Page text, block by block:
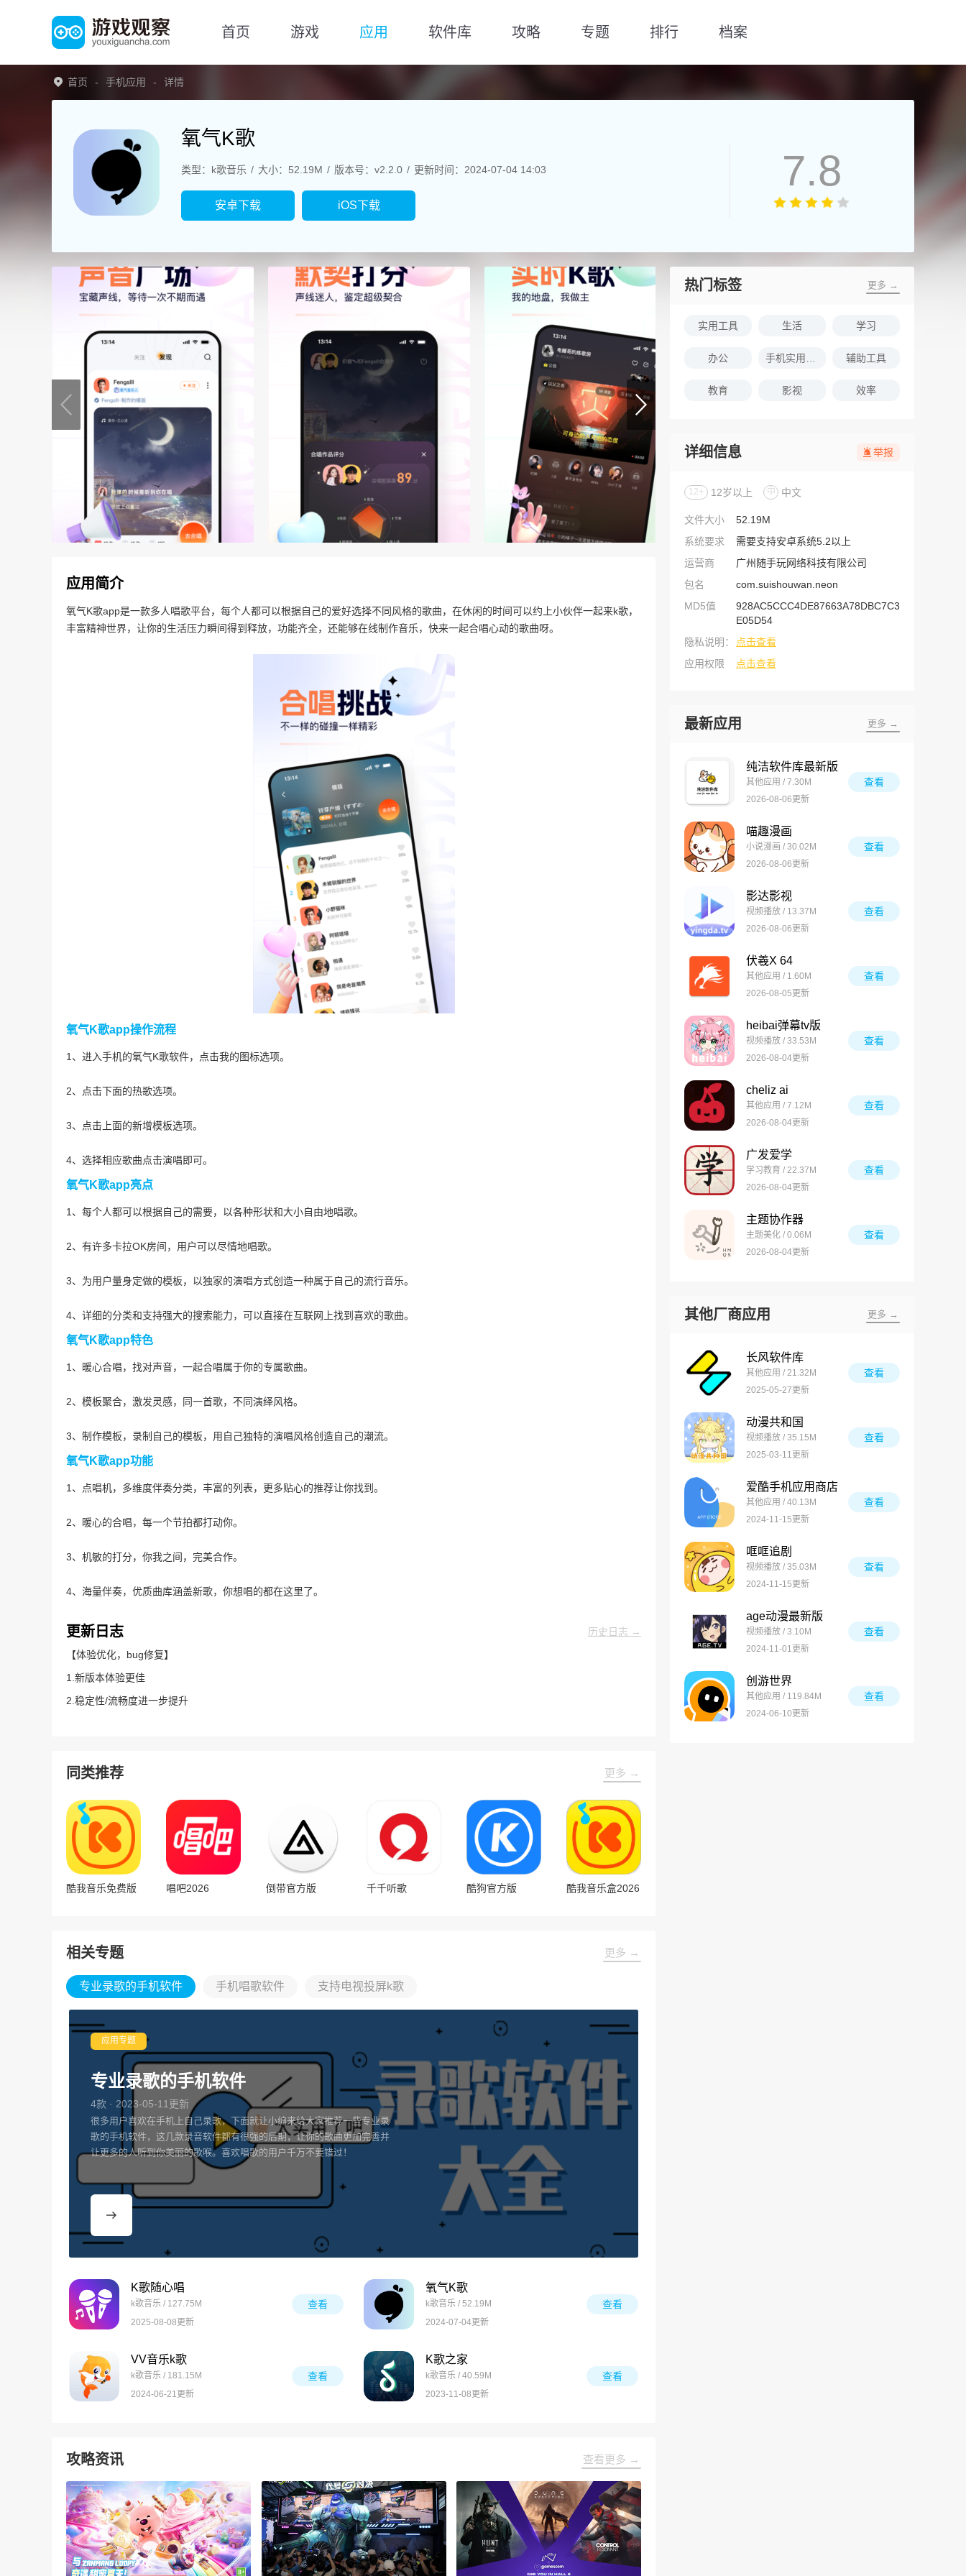
首页 游戏 应用 软件库 攻略 专题 排行 档案
首页 手机应用 详情
氧气K歌
类型：k歌音乐 大小：52.19M 版本号：v2.2.0 更新时间：2024-07-04 14:03
安卓下载 iOS下载
7.8
应用简介
氧气K歌app是一款多人唱歌平台，每个人都可以根据自己的爱好选择不同风格的歌曲，在休闲的时间可以约上小伙伴一起来k歌，
丰富精神世界，让你的生活压力瞬间得到释放，功能齐全，还能够在线制作音乐，快来一起合唱心动的歌曲呀。
氧气K歌app操作流程
1、进入手机的氧气K歌软件，点击我的图标选项。
2、点击下面的热歌选项。
3、点击上面的新增模板选项。
4、选择相应歌曲点击演唱即可。
氧气K歌app亮点
1、每个人都可以根据自己的需要，以各种形状和大小自由地唱歌。
2、有许多卡拉OK房间，用户可以尽情地唱歌。
3、为用户量身定做的模板，以独家的演唱方式创造一种属于自己的流行音乐。
4、详细的分类和支持强大的搜索能力，可以直接在互联网上找到喜欢的歌曲。
氧气K歌app特色
1、暖心合唱，找对声音，一起合唱属于你的专属歌曲。
2、模板聚合，激发灵感，同一首歌，不同演绎风格。
3、制作模板，录制自己的模板，用自己独特的演唱风格创造自己的潮流。
氧气K歌app功能
1、点唱机，多维度伴奏分类，丰富的列表，更多贴心的推荐让你找到。
2、暖心的合唱，每一个节拍都打动你。
3、机敏的打分，你我之间，完美合作。
4、海量伴奏，优质曲库涵盖新歌，你想唱的都在这里了。
更新日志
历史日志 →
【体验优化，bug修复】
1.新版本体验更佳
2.稳定性/流畅度进一步提升
同类推荐 更多 →
酷我音乐免费版 唱吧2026 倒带官方版 千千听歌 酷狗官方版 酷我音乐盒2026
相关专题 更多 →
专业录歌的手机软件 手机唱歌软件 支持电视投屏k歌
应用专题
专业录歌的手机软件
4款 · 2023-05-11更新
很多用户喜欢在手机上自己录歌，下面就让小编来给大家推荐一些专业录
歌的手机软件，这几款录音软件都有很强的后期，让你的歌曲更加完善并
让更多的人听到你美丽的歌喉。喜欢唱歌的用户千万不要错过！
K歌随心唱
k歌音乐 / 127.75M
2025-08-08更新
查看
氧气K歌
k歌音乐 / 52.19M
2024-07-04更新
查看
VV音乐k歌
k歌音乐 / 181.15M
2024-06-21更新
查看
K歌之家
k歌音乐 / 40.59M
2023-11-08更新
查看
攻略资讯 查看更多 →
热门标签 更多 →
实用工具 生活 学习
办公 辅助工具
教育 影视 效率
详细信息 举报
12+ 12岁以上 中 中文
文件大小
52.19M
系统要求
需要支持安卓系统5.2以上
运营商
广州随手玩网络科技有限公司
包名
com.suishouwan.neon
MD5值
928AC5CCC4DE87663A78DBC7C3
E05D54
隐私说明：
点击查看
应用权限
点击查看
最新应用 更多 →
纯洁软件库最新版
其他应用 / 7.30M
2026-08-06更新
查看
喵趣漫画
小说漫画 / 30.02M
2026-08-06更新
查看
影达影视
视频播放 / 13.37M
2026-08-06更新
查看
伏羲X 64
其他应用 / 1.60M
2026-08-05更新
查看
heibai弹幕tv版
视频播放 / 33.53M
2026-08-04更新
查看
cheliz ai
其他应用 / 7.12M
2026-08-04更新
查看
广发爱学
学习教育 / 22.37M
2026-08-04更新
查看
主题协作器
主题美化 / 0.06M
2026-08-04更新
查看
其他厂商应用 更多 →
长风软件库
其他应用 / 21.32M
2025-05-27更新
查看
动漫共和国
视频播放 / 35.15M
2025-03-11更新
查看
爱酷手机应用商店
其他应用 / 40.13M
2024-11-15更新
查看
哐哐追剧
视频播放 / 35.03M
2024-11-15更新
查看
age动漫最新版
视频播放 / 3.10M
2024-11-01更新
查看
创游世界
其他应用 / 119.84M
2024-06-10更新
查看